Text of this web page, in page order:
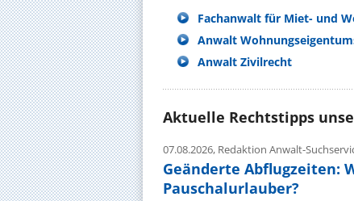
Fachanwalt für Miet- und
Anwalt
Anwalt Zivilrecht
Aktuelle Rechtstipps
07.08.2026, Redaktion Anwalt-
Geänderte Abflugzeiten:
Pauschalurlauber?